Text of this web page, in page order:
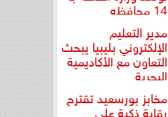
14 محافظه
مدير التعليم
الإلكتروني بليبيا يبحث
التعاون مع الأكاديمية
البحرية
مخابز بورسعيد تقترح
رقابة ذكية على